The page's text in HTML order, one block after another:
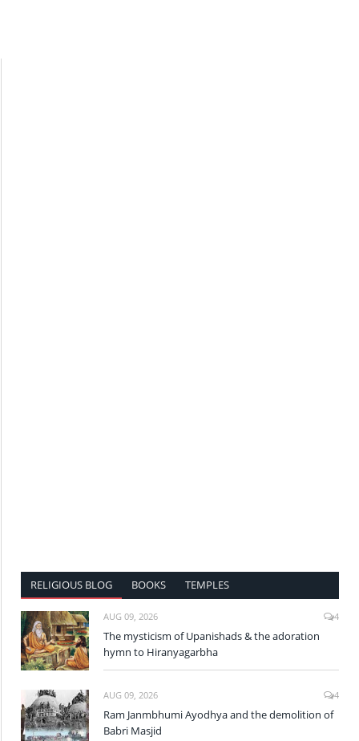
RELIGIOUS BLOG BOOKS TEMPLES
AUG 09, 2026 4
The mysticism of Upanishads & the adoration
hymn to Hiranyagarbha
AUG 09, 2026 4
Ram Janmbhumi Ayodhya and the demolition of
Babri Masjid